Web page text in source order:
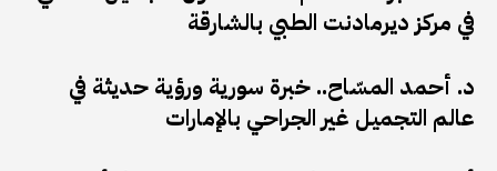
في مركز ديرمادنت الطبي بالشارقة
د. أحمد المسّاح.. خبرة سورية ورؤية حديثة في
عالم التجميل غير الجراحي بالإمارات